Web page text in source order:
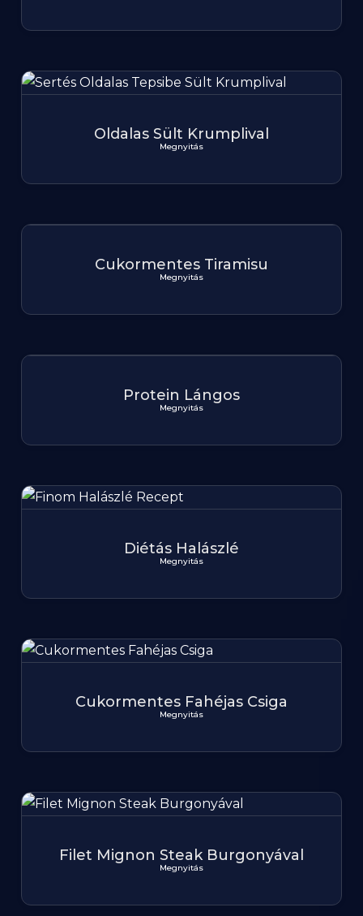
Oldalas Sült Krumplival
Megnyitás
Cukormentes Tiramisu
Megnyitás
Protein Lángos
Megnyitás
Diétás Halászlé
Megnyitás
Cukormentes Fahéjas Csiga
Megnyitás
Filet Mignon Steak Burgonyával
Megnyitás